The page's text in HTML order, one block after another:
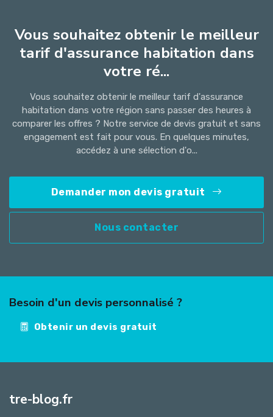
Vous souhaitez obtenir le meilleur
tarif d'assurance habitation dans
votre ré...
Vous souhaitez obtenir le meilleur tarif d'assurance
habitation dans votre région sans passer des heures à
comparer les offres ? Notre service de devis gratuit et sans
engagement est fait pour vous. En quelques minutes,
accédez à une sélection d'o...
Demander mon devis gratuit
Nous contacter
Besoin d'un devis personnalisé ?
Obtenir un devis gratuit
tre-blog.fr